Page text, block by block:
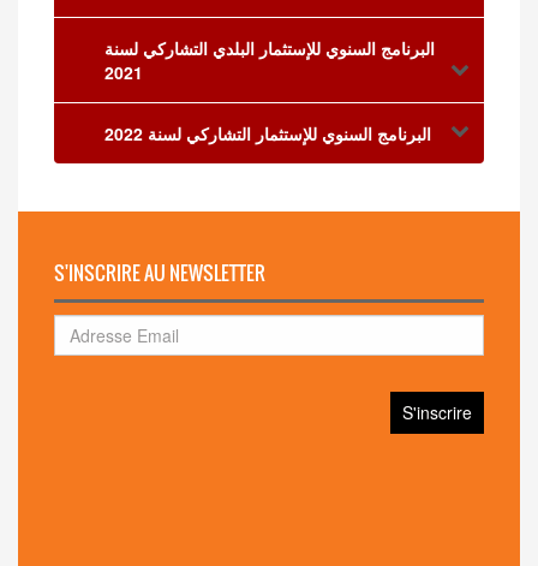
البرنامج السنوي للإستثمار البلدي التشاركي لسنة
2021
البرنامج السنوي للإستثمار التشاركي لسنة 2022
S'INSCRIRE AU NEWSLETTER